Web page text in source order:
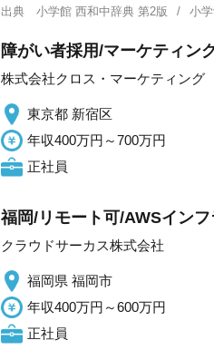
出典 小学館 西和中辞典 第2版 小
障がい者採用/マーケティン
株式会社クロス・マーケティング
東京都 新宿区
年収400万円～700万円
正社員
福岡/リモート可/AWSイン
クラウドサーカス株式会社
福岡県 福岡市
年収400万円～600万円
正社員